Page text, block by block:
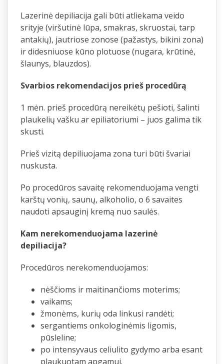
Lazerinė depiliacija gali būti atliekama veido
srityje (viršutinė lūpa, smakras, skruostai, tarp
antakių), jautriose zonose (pažastys, bikini zona)
ir didesniuose kūno plotuose (nugara, krūtinė,
šlaunys, blauzdos).
Svarbios rekomendacijos prieš procedūrą
1 mėn. prieš procedūrą nereikėtų pešioti, šalinti
plaukelių vašku ar epiliatoriumi – juos galima tik
skusti.
Prieš vizitą depiliuojama zona turi būti švariai
nuskusta.
Po procedūros savaitę rekomenduojama vengti
karštų vonių, saunų, alkoholio, o 6 savaites
naudoti apsauginį kremą nuo saulės.
Kam nerekomenduojama lazerinė
depiliacija?
Procedūros nerekomenduojamos:
nėščioms ir maitinančioms moterims;
vaikams;
žmonėms, kurių oda linkusi randėti;
sergantiems onkologinėmis ligomis,
pūsleline;
po intensyvaus celiulito gydymo arba esant
plaukuotam apgamui.